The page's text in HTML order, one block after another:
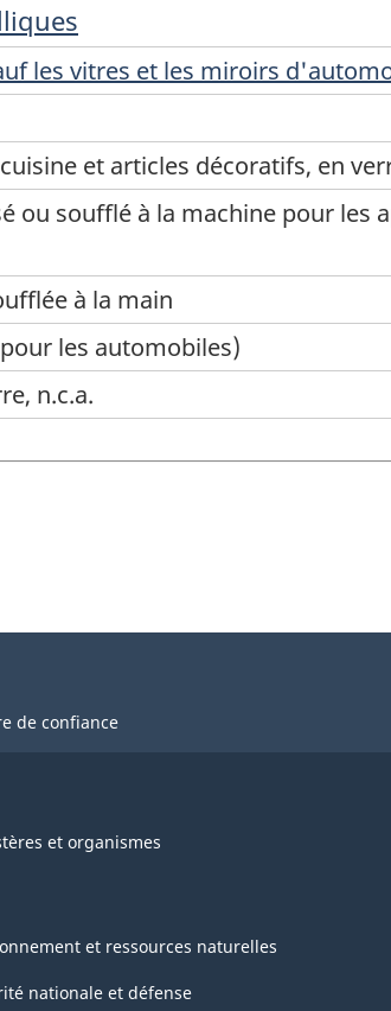
les vitres et les miroirs
et articles décoratifs, en
ou soufflé à la machine pour
à la main
les automobiles)
n.c.a.
de confiance
et organismes
et ressources naturelles
nationale et défense